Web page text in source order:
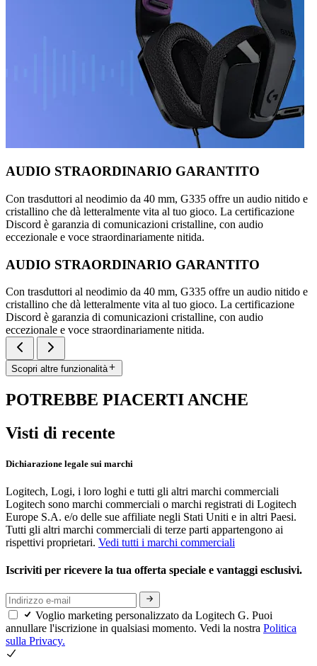
AUDIO STRAORDINARIO GARANTITO
Con trasduttori al neodimio da 40 mm, G335 offre un audio nitido e
cristallino che dà letteralmente vita al tuo gioco. La certificazione
Discord è garanzia di comunicazioni cristalline, con audio
eccezionale e voce straordinariamente nitida.
AUDIO STRAORDINARIO GARANTITO
Con trasduttori al neodimio da 40 mm, G335 offre un audio nitido e
cristallino che dà letteralmente vita al tuo gioco. La certificazione
Discord è garanzia di comunicazioni cristalline, con audio
eccezionale e voce straordinariamente nitida.
Scopri altre funzionalità
POTREBBE PIACERTI ANCHE
Visti di recente
Dichiarazione legale sui marchi
Logitech, Logi, i loro loghi e tutti gli altri marchi commerciali
Logitech sono marchi commerciali o marchi registrati di Logitech
Europe S.A. e/o delle sue affiliate negli Stati Uniti e in altri Paesi.
Tutti gli altri marchi commerciali di terze parti appartengono ai
rispettivi proprietari. Vedi tutti i marchi commerciali
Iscriviti per ricevere la tua offerta speciale e vantaggi esclusivi.
Voglio marketing personalizzato da Logitech G. Puoi
annullare l'iscrizione in qualsiasi momento. Vedi la nostra Politica
sulla Privacy.